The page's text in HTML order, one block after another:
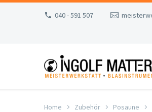
040 - 591 507
Home Zubehör Posaune